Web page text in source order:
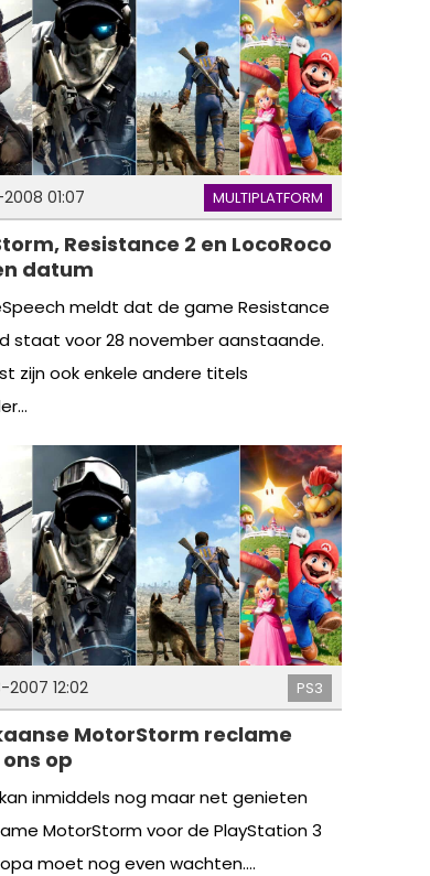
01:07 MULTIPLATFORM
Resistance 2 en LocoRoco
datum
meldt dat de game Resistance
staat voor 28 november aanstaande.
zijn ook enkele andere titels
12:02 PS3
MotorStorm reclame
op
inmiddels nog maar net genieten
MotorStorm voor de PlayStation 3
moet nog even wachten....